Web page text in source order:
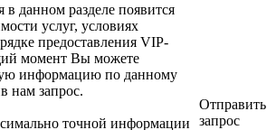
данном разделе появится
услуг, условиях
предоставления VIP-
момент Вы можете
информацию по данному
нам запрос.
точной информации
Отправить
запрос